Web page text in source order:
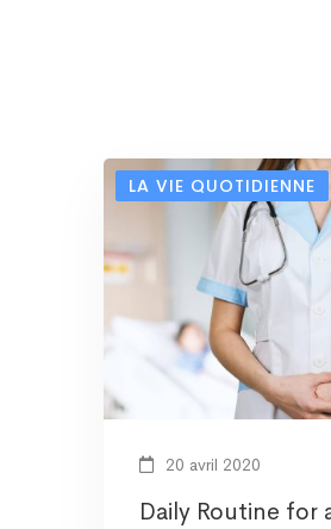
LA VIE QUOTIDIENNE
20 avril 2020
Daily Routine for